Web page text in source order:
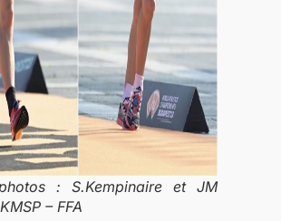
: S.Kempinaire et JM
– FFA